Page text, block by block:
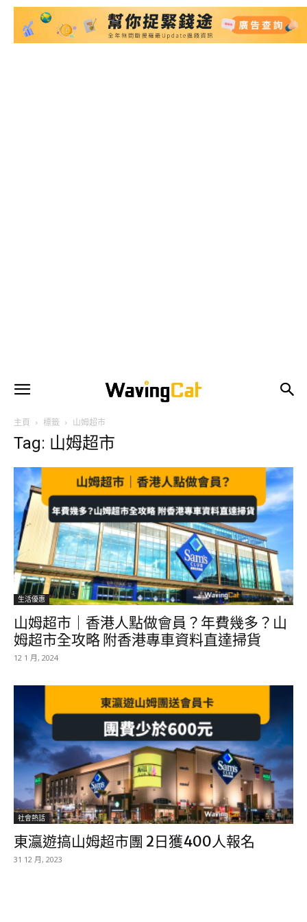
主頁 標籤 山姆超市
Tag: 山姆超市
生活優惠
山姆超市｜香港人點做會員？年費幾多？山
姆超市全攻略 附香港專車資料直達掃貨
12 1 月, 2024
社會熱話
東瀛遊搞山姆超市團 2日獲400人報名
31 12 月, 2023